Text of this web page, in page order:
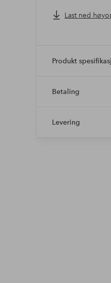
Last ned
Produkt
Betaling
Levering